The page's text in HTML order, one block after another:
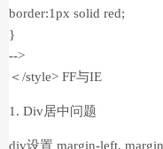
border:1px solid red;
}
-->
＜/style> FF与IE
1. Div居中问题
div设置 margin-left,